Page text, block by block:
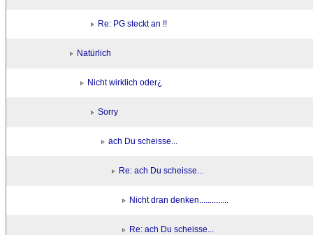
Re: PG steckt an !!
Natürlich
Nicht wirklich oder¿
Sorry
ach Du scheisse...
Re: ach Du scheisse...
Nicht dran denken..............
Re: ach Du scheisse...